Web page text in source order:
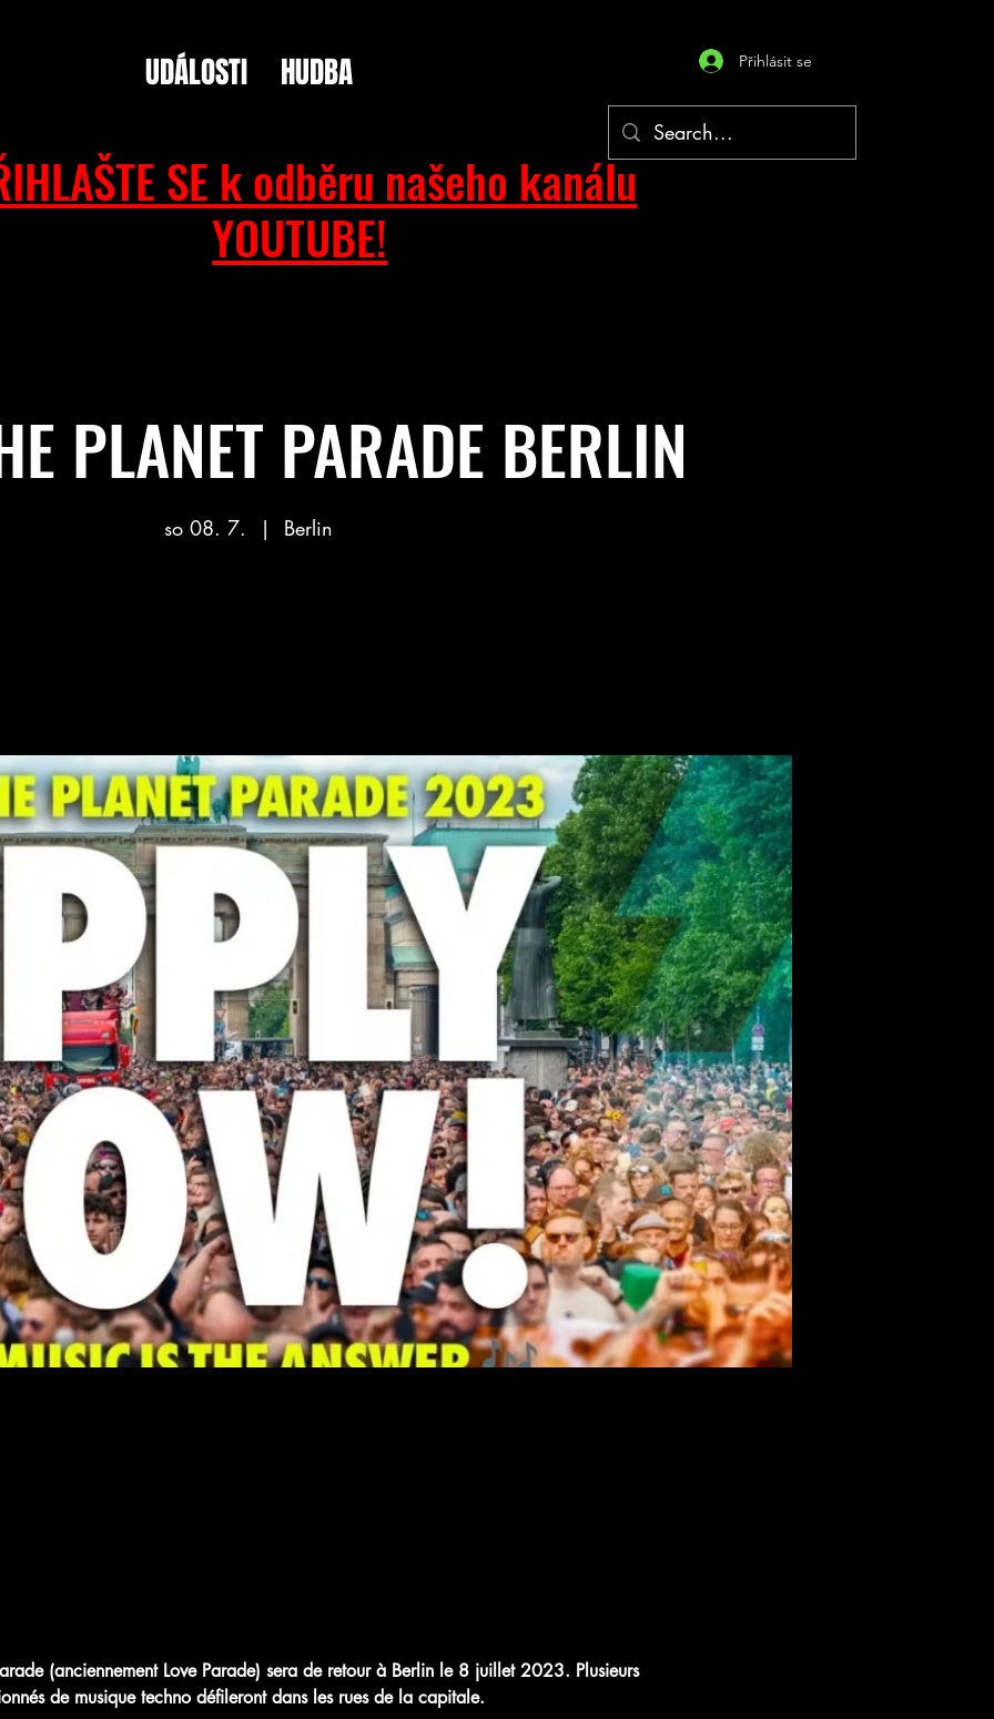
SE k odběru našeho kanálu
YOUTUBE!
Přihlásit se
UDÁLOSTI HUDBA
PLANET PARADE BERLIN
so 08. 7.
  |
Berlin
(anciennement Love Parade) sera de retour à Berlin le 8 juillet 2023. Plusieurs
de musique techno défileront dans les rues de la capitale.